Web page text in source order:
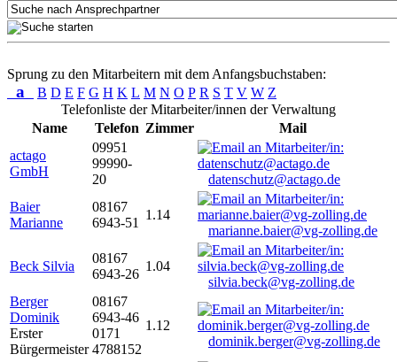
Sprung zu den Mitarbeitern mit dem Anfangsbuchstaben:
a B D E F G H K L M N O P R S T V W Z
Telefonliste der Mitarbeiter/innen der Verwaltung
Name
Telefon Zimmer
Mail
actago
GmbH
09951
99990-
20
datenschutz@actago.de
Baier
Marianne
08167
6943-51
1.14
marianne.baier@vg-zolling.de
Beck Silvia
08167
6943-26
1.04
silvia.beck@vg-zolling.de
Berger
Dominik
Erster
Bürgermeister
08167
6943-46
0171
4788152
1.12
dominik.berger@vg-zolling.de